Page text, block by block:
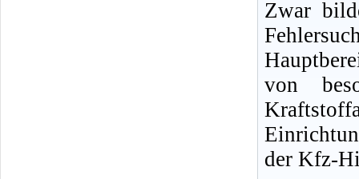
Zwar
von
der Kfz-